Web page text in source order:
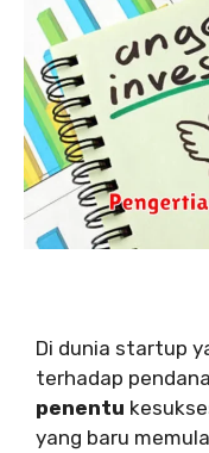
Di dunia startup
terhadap
penentu
yang baru